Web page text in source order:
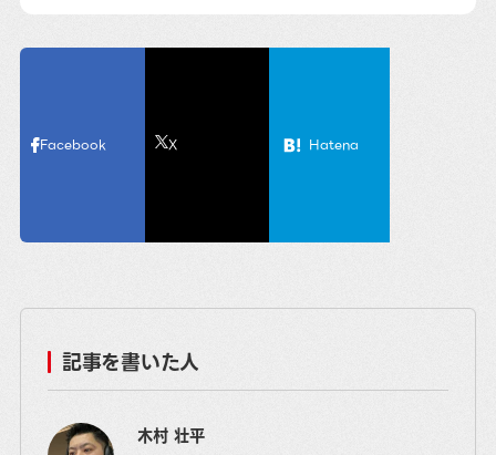
Facebook X Hatena
記事を書いた人
木村 壮平